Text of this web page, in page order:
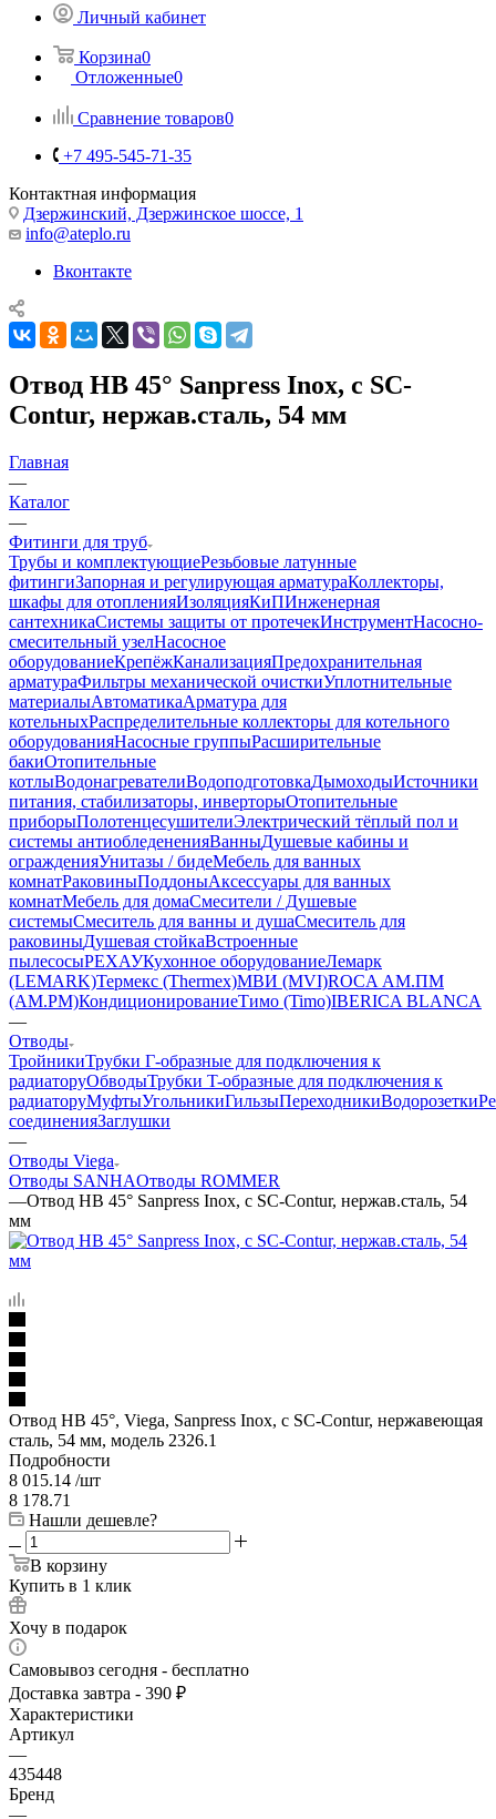
Личный кабинет
Корзина0
Отложенные0
Сравнение товаров0
+7 495-545-71-35
Контактная информация
Дзержинский, Дзержинское шоссе, 1
info@ateplo.ru
Вконтакте
Отвод НВ 45° Sanpress Inox, с SC-
Contur, нержав.сталь, 54 мм
Главная
—
Каталог
—
Фитинги для труб
Трубы и комплектующиеРезьбовые латунные
фитингиЗапорная и регулирующая арматураКоллекторы,
шкафы для отопленияИзоляцияКиПИнженерная
сантехникаСистемы защиты от протечекИнструментНасосно-
смесительный узелНасосное
оборудованиеКрепёжКанализацияПредохранительная
арматураФильтры механической очисткиУплотнительные
материалыАвтоматикаАрматура для
котельныхРаспределительные коллекторы для котельного
оборудованияНасосные группыРасширительные
бакиОтопительные
котлыВодонагревателиВодоподготовкаДымоходыИсточники
питания, стабилизаторы, инверторыОтопительные
приборыПолотенцесушителиЭлектрический тёплый пол и
системы антиобледененияВанныДушевые кабины и
огражденияУнитазы / бидеМебель для ванных
комнатРаковиныПоддоныАксессуары для ванных
комнатМебель для домаСмесители / Душевые
системыСмеситель для ванны и душаСмеситель для
раковиныДушевая стойкаВстроенные
пылесосыРЕХАУКухонное оборудованиеЛемарк
(LEMARK)Термекс (Thermex)МВИ (MVI)ROCA АМ.ПМ
(AM.PM)КондиционированиеТимо (Timo)IBERICA BLANCA
—
Отводы
ТройникиТрубки Г-образные для подключения к
радиаторуОбводыТрубки T-образные для подключения к
радиаторуМуфтыУгольникиГильзыПереходникиВодорозетки
соединенияЗаглушки
—
Отводы Viega
Отводы SANHAОтводы ROMMER
—Отвод НВ 45° Sanpress Inox, с SC-Contur, нержав.сталь, 54
мм
Отвод НВ 45°, Viega, Sanpress Inox, с SC-Contur, нержавеющая
сталь, 54 мм, модель 2326.1
Подробности
8 015.14 /шт
8 178.71
Нашли дешевле?
В корзину
Купить в 1 клик
Хочу в подарок
Самовывоз сегодня - бесплатно
Доставка завтра - 390 ₽
Характеристики
Артикул
—
435448
Бренд
—